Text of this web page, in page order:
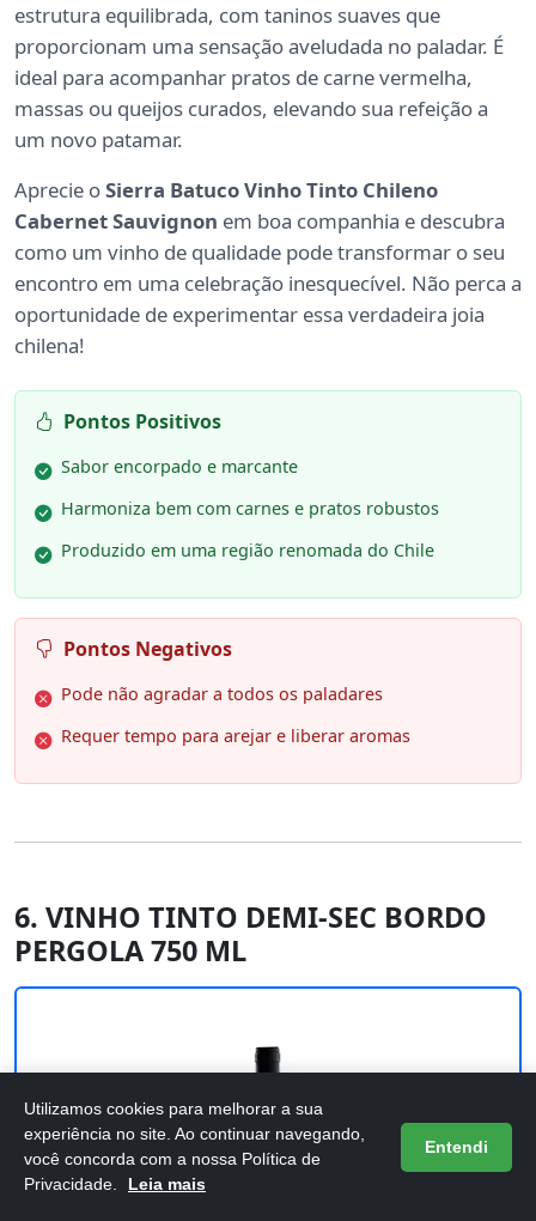
estrutura equilibrada, com taninos suaves que
proporcionam uma sensação aveludada no paladar. É
ideal para acompanhar pratos de carne vermelha,
massas ou queijos curados, elevando sua refeição a
um novo patamar.
Aprecie oSierra Batuco Vinho Tinto Chileno
Cabernet Sauvignon em boa companhia e descubra
como um vinho de qualidade pode transformar o seu
encontro em uma celebração inesquecível. Não perca a
oportunidade de experimentar essa verdadeira joia
chilena!
Pontos Positivos
Sabor encorpado e marcante
Harmoniza bem com carnes e pratos robustos
Produzido em uma região renomada do Chile
Pontos Negativos
Pode não agradar a todos os paladares
Requer tempo para arejar e liberar aromas
6. VINHO TINTO DEMI-SEC BORDO
PERGOLA 750 ML
Utilizamos cookies para melhorar a sua
experiência no site. Ao continuar navegando,
você concorda com a nossa Política de
Privacidade.
Leia mais
Entendi